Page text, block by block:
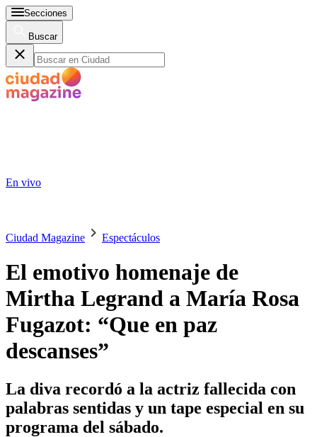
Secciones
Buscar
En vivo
Ciudad Magazine Espectáculos
El emotivo homenaje de
Mirtha Legrand a María Rosa
Fugazot: “Que en paz
descanses”
La diva recordó a la actriz fallecida con
palabras sentidas y un tape especial en su
programa del sábado.